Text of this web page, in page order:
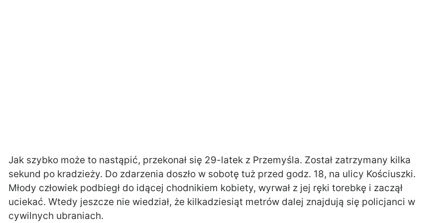
Jak szybko może to nastąpić, przekonał się 29-latek z Przemyśla. Został zatrzymany kilka
sekund po kradzieży. Do zdarzenia doszło w sobotę tuż przed godz. 18, na ulicy Kościuszki.
Młody człowiek podbiegł do idącej chodnikiem kobiety, wyrwał z jej ręki torebkę i zaczął
uciekać. Wtedy jeszcze nie wiedział, że kilkadziesiąt metrów dalej znajdują się policjanci w
cywilnych ubraniach.